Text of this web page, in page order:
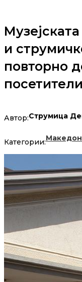
и
повторно
Автор:Струмица
Категории: